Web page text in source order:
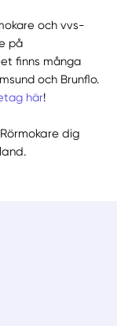
och vvs-
på
finns många
och Brunflo.
här!
dig